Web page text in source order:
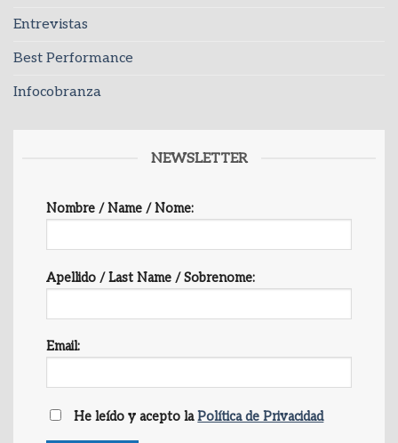
Entrevistas
Best Performance
Infocobranza
NEWSLETTER
Nombre / Name / Nome:
Apellido / Last Name / Sobrenome:
Email:
He leído y acepto laPolítica de Privacidad